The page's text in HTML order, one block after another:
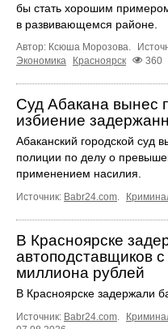
бы стать хорошим
в развивающемся районе.
Автор: Ксюша Морозова.
Экономика
Красноярск 360
Суд Абакана вынес
избиение
Абаканский городской суд
полиции по делу о
применением насилия.
Источник: Babr24.com.
В Красноярске
автоподставщиков
миллиона рублей
В Красноярске задержали
Источник: Babr24.com.